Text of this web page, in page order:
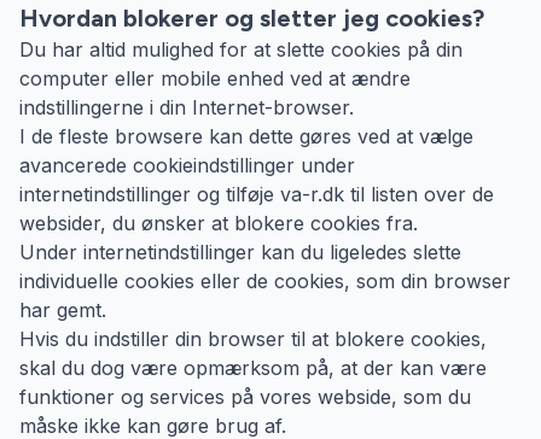
Hvordan blokerer og sletter jeg cookies?
Du har altid mulighed for at slette cookies på din
computer eller mobile enhed ved at ændre
indstillingerne i din Internet-browser.
I de fleste browsere kan dette gøres ved at vælge
avancerede cookieindstillinger under
internetindstillinger og tilføje va-r.dk til listen over de
websider, du ønsker at blokere cookies fra.
Under internetindstillinger kan du ligeledes slette
individuelle cookies eller de cookies, som din browser
har gemt.
Hvis du indstiller din browser til at blokere cookies,
skal du dog være opmærksom på, at der kan være
funktioner og services på vores webside, som du
måske ikke kan gøre brug af.